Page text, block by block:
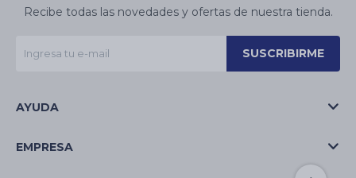
Recibe todas las novedades y ofertas de nuestra tienda.
SUSCRIBIRME
AYUDA
EMPRESA